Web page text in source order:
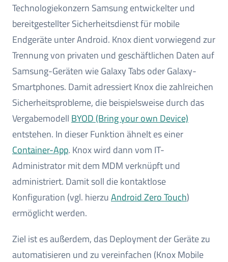
Technologiekonzern Samsung entwickelter und
bereitgestellter Sicherheitsdienst für mobile
Endgeräte unter Android. Knox dient vorwiegend zur
Trennung von privaten und geschäftlichen Daten auf
Samsung-Geräten wie Galaxy Tabs oder Galaxy-
Smartphones. Damit adressiert Knox die zahlreichen
Sicherheitsprobleme, die beispielsweise durch das
Vergabemodell BYOD (Bring your own Device)
entstehen. In dieser Funktion ähnelt es einer
Container-App. Knox wird dann vom IT-
Administrator mit dem MDM verknüpft und
administriert. Damit soll die kontaktlose
Konfiguration (vgl. hierzuAndroid Zero Touch)
ermöglicht werden.
Ziel ist es außerdem, das Deployment der Geräte zu
automatisieren und zu vereinfachen (Knox Mobile